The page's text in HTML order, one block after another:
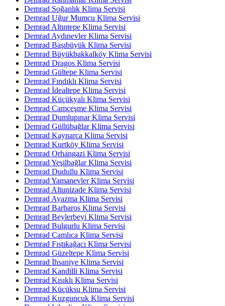
Demrad Soğanlık Klima Servisi
Demrad Uğur Mumcu Klima Servisi
Demrad Altıntepe Klima Servisi
Demrad Aydınevler Klima Servisi
Demrad Başıbüyük Klima Servisi
Demrad Büyükbakkalköy Klima Servisi
Demrad Dragos Klima Servisi
Demrad Gültepe Klima Servisi
Demrad Fındıklı Klima Servisi
Demrad İdealtepe Klima Servisi
Demrad Küçükyalı Klima Servisi
Demrad Camçeşme Klima Servisi
Demrad Dumlupınar Klima Servisi
Demrad Güllübağlar Klima Servisi
Demrad Kaynarca Klima Servisi
Demrad Kurtköy Klima Servisi
Demrad Orhangazi Klima Servisi
Demrad Yeşilbağlar Klima Servisi
Demrad Dudullu Klima Servisi
Demrad Yamanevler Klima Servisi
Demrad Altunizade Klima Servisi
Demrad Ayazma Klima Servisi
Demrad Barbaros Klima Servisi
Demrad Beylerbeyi Klima Servisi
Demrad Bulgurlu Klima Servisi
Demrad Çamlıca Klima Servisi
Demrad Fıstıkağacı Klima Servisi
Demrad Güzeltepe Klima Servisi
Demrad İhsaniye Klima Servisi
Demrad Kandilli Klima Servisi
Demrad Kısıklı Klima Servisi
Demrad Küçüksu Klima Servisi
Demrad Kuzguncuk Klima Servisi